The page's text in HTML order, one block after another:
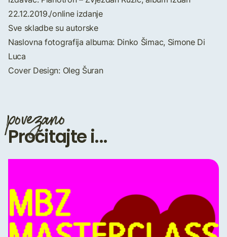
22.12.2019./online izdanje
Sve skladbe su autorske
Naslovna fotografija albuma: Dinko Šimac, Simone Di
Luca
Cover Design: Oleg Šuran
povezano
Pročitajte i...